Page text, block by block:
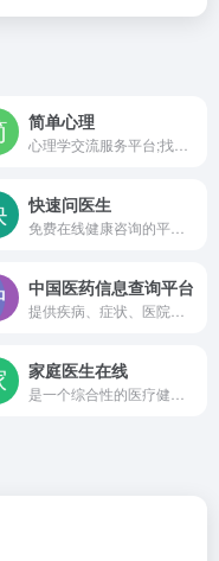
简单心理
快速问医生
中国医药信息查询平台
家庭医生在线